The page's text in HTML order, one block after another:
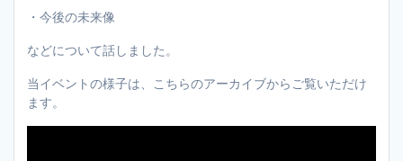
・今後の未来像
などについて話しました。
当イベントの様子は、こちらのアーカイブからご覧いただけ
ます。